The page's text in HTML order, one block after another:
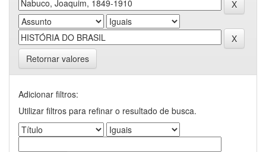
Retornar valores
Adicionar filtros:
Utilizar filtros para refinar o resultado de busca.